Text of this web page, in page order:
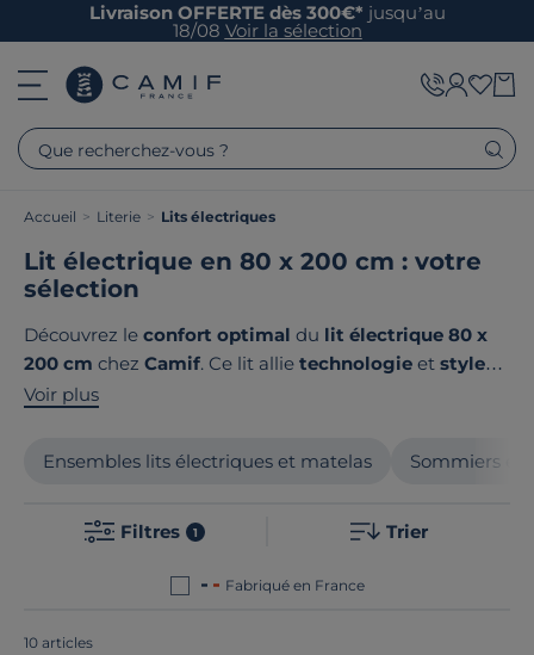
Livraison OFFERTE dès 300€* jusqu’au
18/08 Voir la sélection
Que recherchez-vous ?
Accueil > Literie > Lits électriques
Lit électrique en 80 x 200 cm : votre
sélection
Découvrez le confort optimal du lit électrique 80 x
200 cm chez Camif. Ce lit allie technologie et style
avec son
électrique intuitifpour un ajustement personnalisé
Fabriqué avec soin, ce modèle reflète la
commun de nos produits ? Ils sont tousfabriqués en
Voir plus
Ensembles lits électriques et matelas Sommiers
Filtres 1 Trier
Fabriqué en France
10 articles